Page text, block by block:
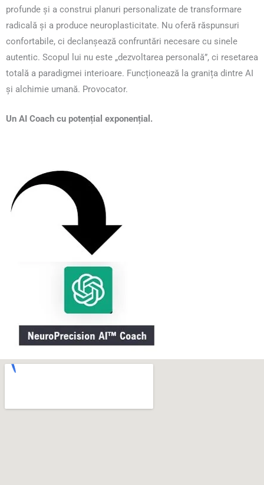
profunde și a construi planuri personalizate de transformare
radicală și a produce neuroplasticitate. Nu oferă răspunsuri
confortabile, ci declanșează confruntări necesare cu sinele
autentic. Scopul lui nu este „dezvoltarea personală”, ci resetarea
totală a paradigmei interioare. Funcționează la granița dintre AI
și alchimie umană. Provocator.
Un AI Coach cu potențial exponențial.